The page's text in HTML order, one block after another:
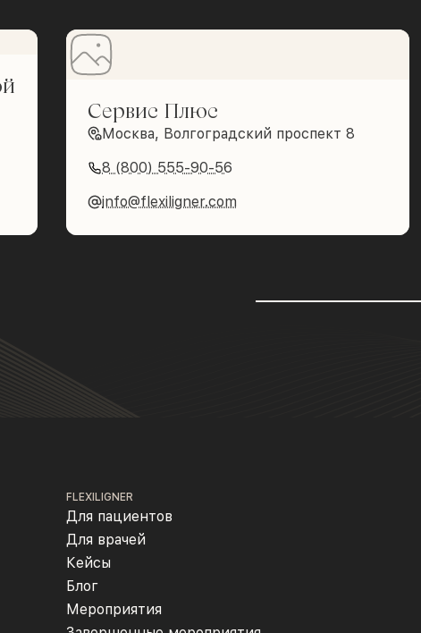
Сервис Плюс
Москва, Волгоградский проспект 8
8 (800) 555-90-56
info@flexiligner.com
FLEXILIGNER
Для пациентов
Для врачей
Кейсы
Блог
Мероприятия